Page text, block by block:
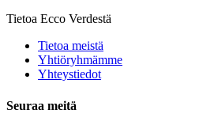
Tietoa Ecco Verdestä
Tietoa meistä
Yhtiöryhmämme
Yhteystiedot
Seuraa meitä